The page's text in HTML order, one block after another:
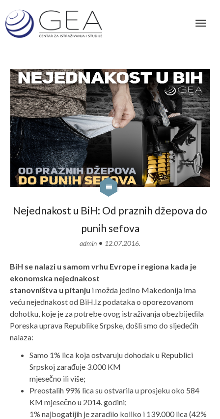
Nejednakost u BiH: Od praznih džepova do
punih sefova
admin • 12.07.2016.
BiH se nalazi u samom vrhu Evrope i regiona kada je
ekonomska nejednakost
stanovništva u pitanju i možda jedino Makedonija ima
veću nejednakost od BiH. Iz podataka o oporezovanom
dohotku, koje je za potrebe ovog istraživanja obezbijedila
Poreska uprava Republike Srpske, došli smo do sljedećih
nalaza:
Samo 1% lica koja ostvaruju dohodak u Republici
Srpskoj zarađuje 3.000 KM
mjesečno ili više;
Preostalih 99% lica su ostvarila u prosjeku oko 584
KM mjesečno u 2014. godini;
1% najbogatijih je zaradilo koliko i 139.000 lica (42%